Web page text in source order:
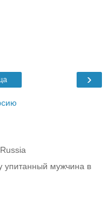
›
упитанный мужчина в